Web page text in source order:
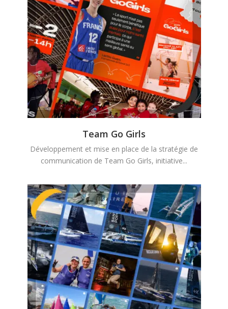
Team Go Girls
Développement et mise en place de la stratégie de
communication de Team Go Girls, initiative...